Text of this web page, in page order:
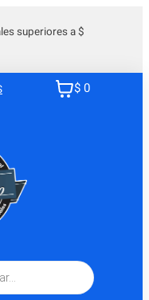
superiores a $
$ 0